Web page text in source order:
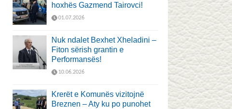
hoxhës Gazmend Tairovci!
01.07.2026
Nuk ndalet Bexhet Xheladini –
Fiton sërish grantin e
Performansës!
10.06.2026
Krerët e Komunës vizitojnë
Breznen – Aty ku po punohet